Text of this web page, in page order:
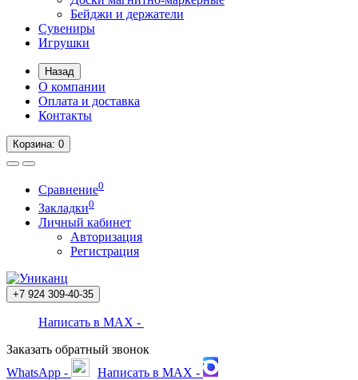
Бейджи и держатели
Сувениры
Игрушки
Назад
О компании
Оплата и доставка
Контакты
Корзина: 0
Сравнение0
Закладки0
Личный кабинет
Авторизация
Регистрация
+7 924 309-40-35
Написать в MAX -
Заказать обратный звонок
WhatsApp -
Написать в MAX -